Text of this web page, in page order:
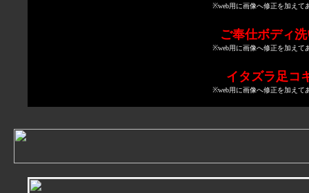
※web用に画像へ修正を加えて
ご奉仕ボディ
※web用に画像へ修正を加えて
イタズラ足コ
※web用に画像へ修正を加えて